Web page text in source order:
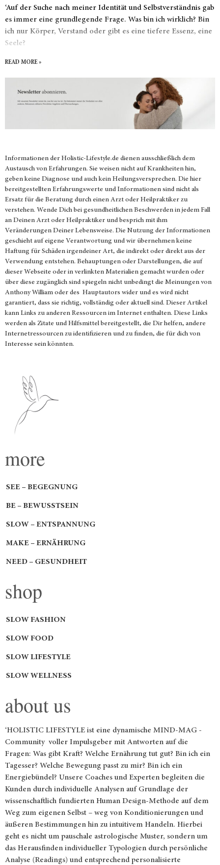
‘Auf der Suche nach meiner Identität und Selbstverständnis gab
es immer eine grundlegende Frage. Was bin ich wirklich? Bin
ich nur Körper, Verstand oder gibt es eine tiefere Essenz, eine
Seele?
READ MORE »
Informationen der Holistic-Lifestyle.de dienen ausschließlich dem
Austausch von Erfahrungen. Sie weisen nicht auf Krankheiten hin,
geben keine Diagnose und auch kein Heilungsversprechen. Die hier
bereitgestellten Erfahrungswerte und Informationen sind nicht als
Ersatz für die Beratung durch einen Arzt oder Heilpraktiker zu
verstehen. Wende Dich bei gesundheitlichen Beschwerden in jedem Fall
an Deinen Arzt oder Heilpraktiker und besprich mit ihm
Veränderungen Deiner Lebensweise. Die Nutzung der Informationen
geschieht auf eigene Verantwortung und wir übernehmen keine
Haftung für Schäden irgendeiner Art, die indirekt oder direkt aus der
Verwendung entstehen. Behauptungen oder Darstellungen, die auf
dieser Webseite oder in verlinkten Materialien gemacht wurden oder
über diese zugänglich sind spiegeln nicht unbedingt die Meinungen von
Anthony William oder des Hauptautors wider und es wird nicht
garantiert, dass sie richtig, vollständig oder aktuell sind. Dieser Artikel
kann Links zu anderen Ressourcen im Internet enthalten. Diese Links
werden als Zitate und Hilfsmittel bereitgestellt, die Dir helfen, andere
Internetressourcen zu identifizieren und zu finden, die für dich von
Interesse sein könnten.
more
SEE – BEGEGNUNG
BE – BEWUSSTSEIN
SLOW – ENTSPANNUNG
MAKE – ERNÄHRUNG
NEED – GESUNDHEIT
shop
SLOW FASHION
SLOW FOOD
SLOW LIFESTYLE
SLOW WELLNESS
about us
‘HOLISTIC LIFESTYLE ist eine dynamische MIND-MAG -
Community voller Impulsgeber mit Antworten auf die
Fragen: Was gibt Kraft? Welche Ernährung tut gut? Bin ich ein
Tagesser? Welche Bewegung passt zu mir? Bin ich ein
Energiebündel? Unsere Coaches und Experten begleiten die
Kunden durch individuelle Analysen auf Grundlage der
wissenschaftlich fundierten Human Design-Methode auf dem
Weg zum eigenen Selbst – weg von Konditionierungen und
äußeren Bestimmungen hin zu intuitivem Handeln. Hierbei
geht es nicht um pauschale astrologische Muster, sondern um
das Herausfinden individueller Typologien durch persönliche
Analyse (Readings) und entsprechend personalisierte